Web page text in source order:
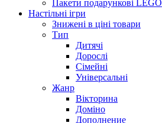
Пакети подарункові LEGO
Настільні ігри
Знижені в ціні товари
Тип
Дитячі
Дорослі
Сімейні
Універсальні
Жанр
Вікторина
Доміно
Дополнение